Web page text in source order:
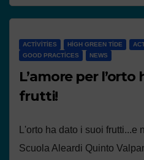
ACTIVITIES HIGH GREEN TIDE
GOOD PRACTICES
NEWS
L’amore per
frutti!
L'orto ha dato i suoi frutti...e
Scuola Aleardi Quinto